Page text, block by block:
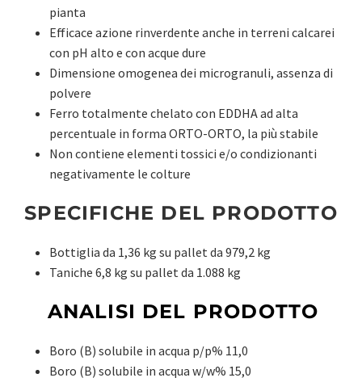
pianta
Efficace azione rinverdente anche in terreni calcarei
con pH alto e con acque dure
Dimensione omogenea dei microgranuli, assenza di
polvere
Ferro totalmente chelato con EDDHA ad alta
percentuale in forma ORTO-ORTO, la più stabile
Non contiene elementi tossici e/o condizionanti
negativamente le colture
SPECIFICHE DEL PRODOTTO
Bottiglia da 1,36 kg su pallet da 979,2 kg
Taniche 6,8 kg su pallet da 1.088 kg
ANALISI DEL PRODOTTO
Boro (B) solubile in acqua p/p% 11,0
Boro (B) solubile in acqua w/w% 15,0